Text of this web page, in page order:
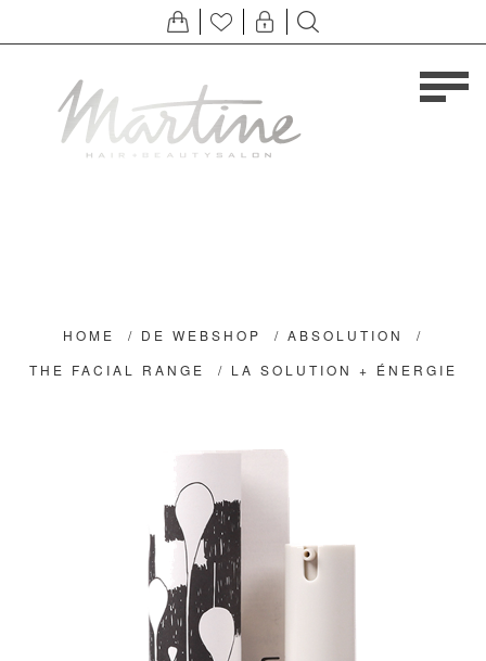
HOME / DE WEBSHOP / ABSOLUTION
/
THE FACIAL RANGE
/ LA SOLUTION + ÉNERGIE